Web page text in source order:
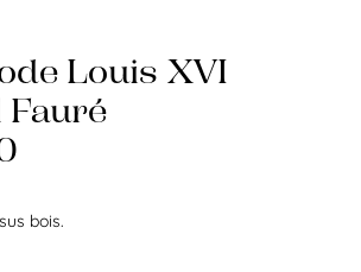
Louis XVI
Fauré
bois.